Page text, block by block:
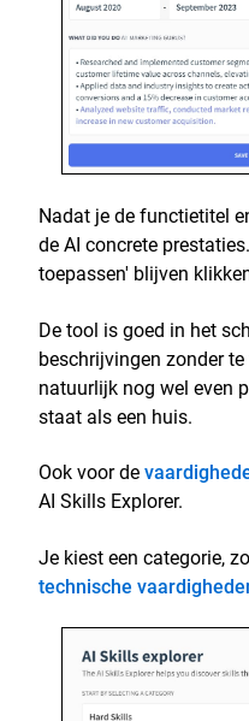
Nadat je de functietitel
de AI concrete
toepassen' blijven
De tool is goed in het
beschrijvingen zonder
natuurlijk nog wel even
staat als een huis.
Ook voor de
AI Skills Explorer.
Je kiest een categorie,
technische